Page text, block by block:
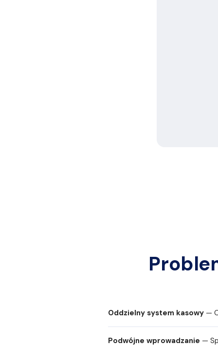
Oddzielny system kasowy —
Podwójne wprowadzanie —